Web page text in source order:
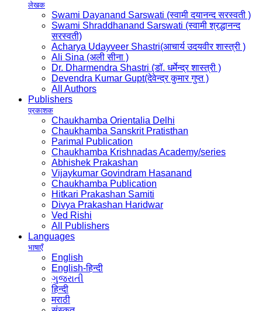
लेखक
Swami Dayanand Sarswati (स्वामी दयानन्द सरस्वती )
Swami Shraddhanand Sarswati (स्वामी श्रद्धानन्द
सरस्वती)
Acharya Udayveer Shastri(आचार्य उदयवीर शास्त्री )
Ali Sina (अली सीना )
Dr. Dharmendra Shastri (डॉ. धर्मेन्द्र शास्त्री )
Devendra Kumar Gupt(देवेन्द्र कुमार गुप्त )
All Authors
Publishers
प्रकाशक
Chaukhamba Orientalia Delhi
Chaukhamba Sanskrit Pratisthan
Parimal Publication
Chaukhamba Krishnadas Academy/series
Abhishek Prakashan
Vijaykumar Govindram Hasanand
Chaukhamba Publication
Hitkari Prakashan Samiti
Divya Prakashan Haridwar
Ved Rishi
All Publishers
Languages
भाषाएँ
English
English-हिन्दी
ગુજરાતી
हिन्दी
मराठी